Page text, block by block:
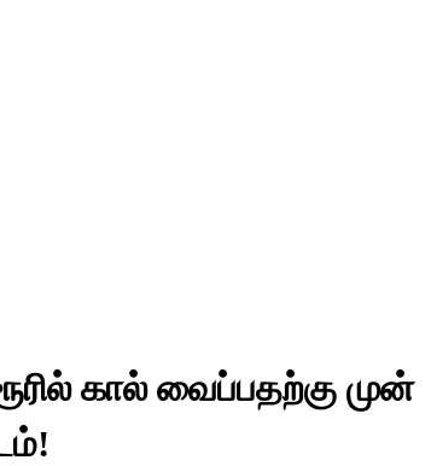
கால் வைப்பதற்கு முன்